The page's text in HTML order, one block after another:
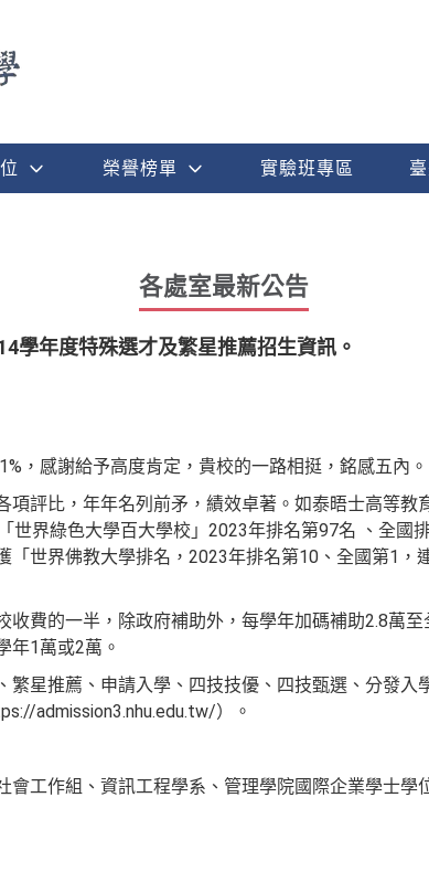
榮譽榜單 實驗班專區
各處室最新公告
學年度特殊選才及繁星推薦招生資訊。
，感謝給予高度肯定，貴校的一路相挺，銘感五內。
項評比，年年名列前矛，績效卓著。如泰晤士高等教
世界綠色大學百大學校」2023年排名第97名 、全國
「世界佛教大學排名，2023年排名第10、全國第1，
收費的一半，除政府補助外，每學年加碼補助2.8萬
年1萬或2萬。
繁星推薦、申請入學、四技技優、四技甄選、分發入
admission3.nhu.edu.tw/）。
會工作組、資訊工程學系、管理學院國際企業學士學